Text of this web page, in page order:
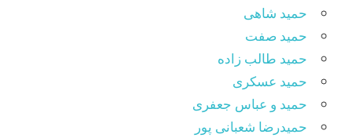
حمید شاهی
حمید صفت
حمید طالب زاده
حمید عسکری
حمید و عباس جعفری
حمیدرضا شعبانی پور